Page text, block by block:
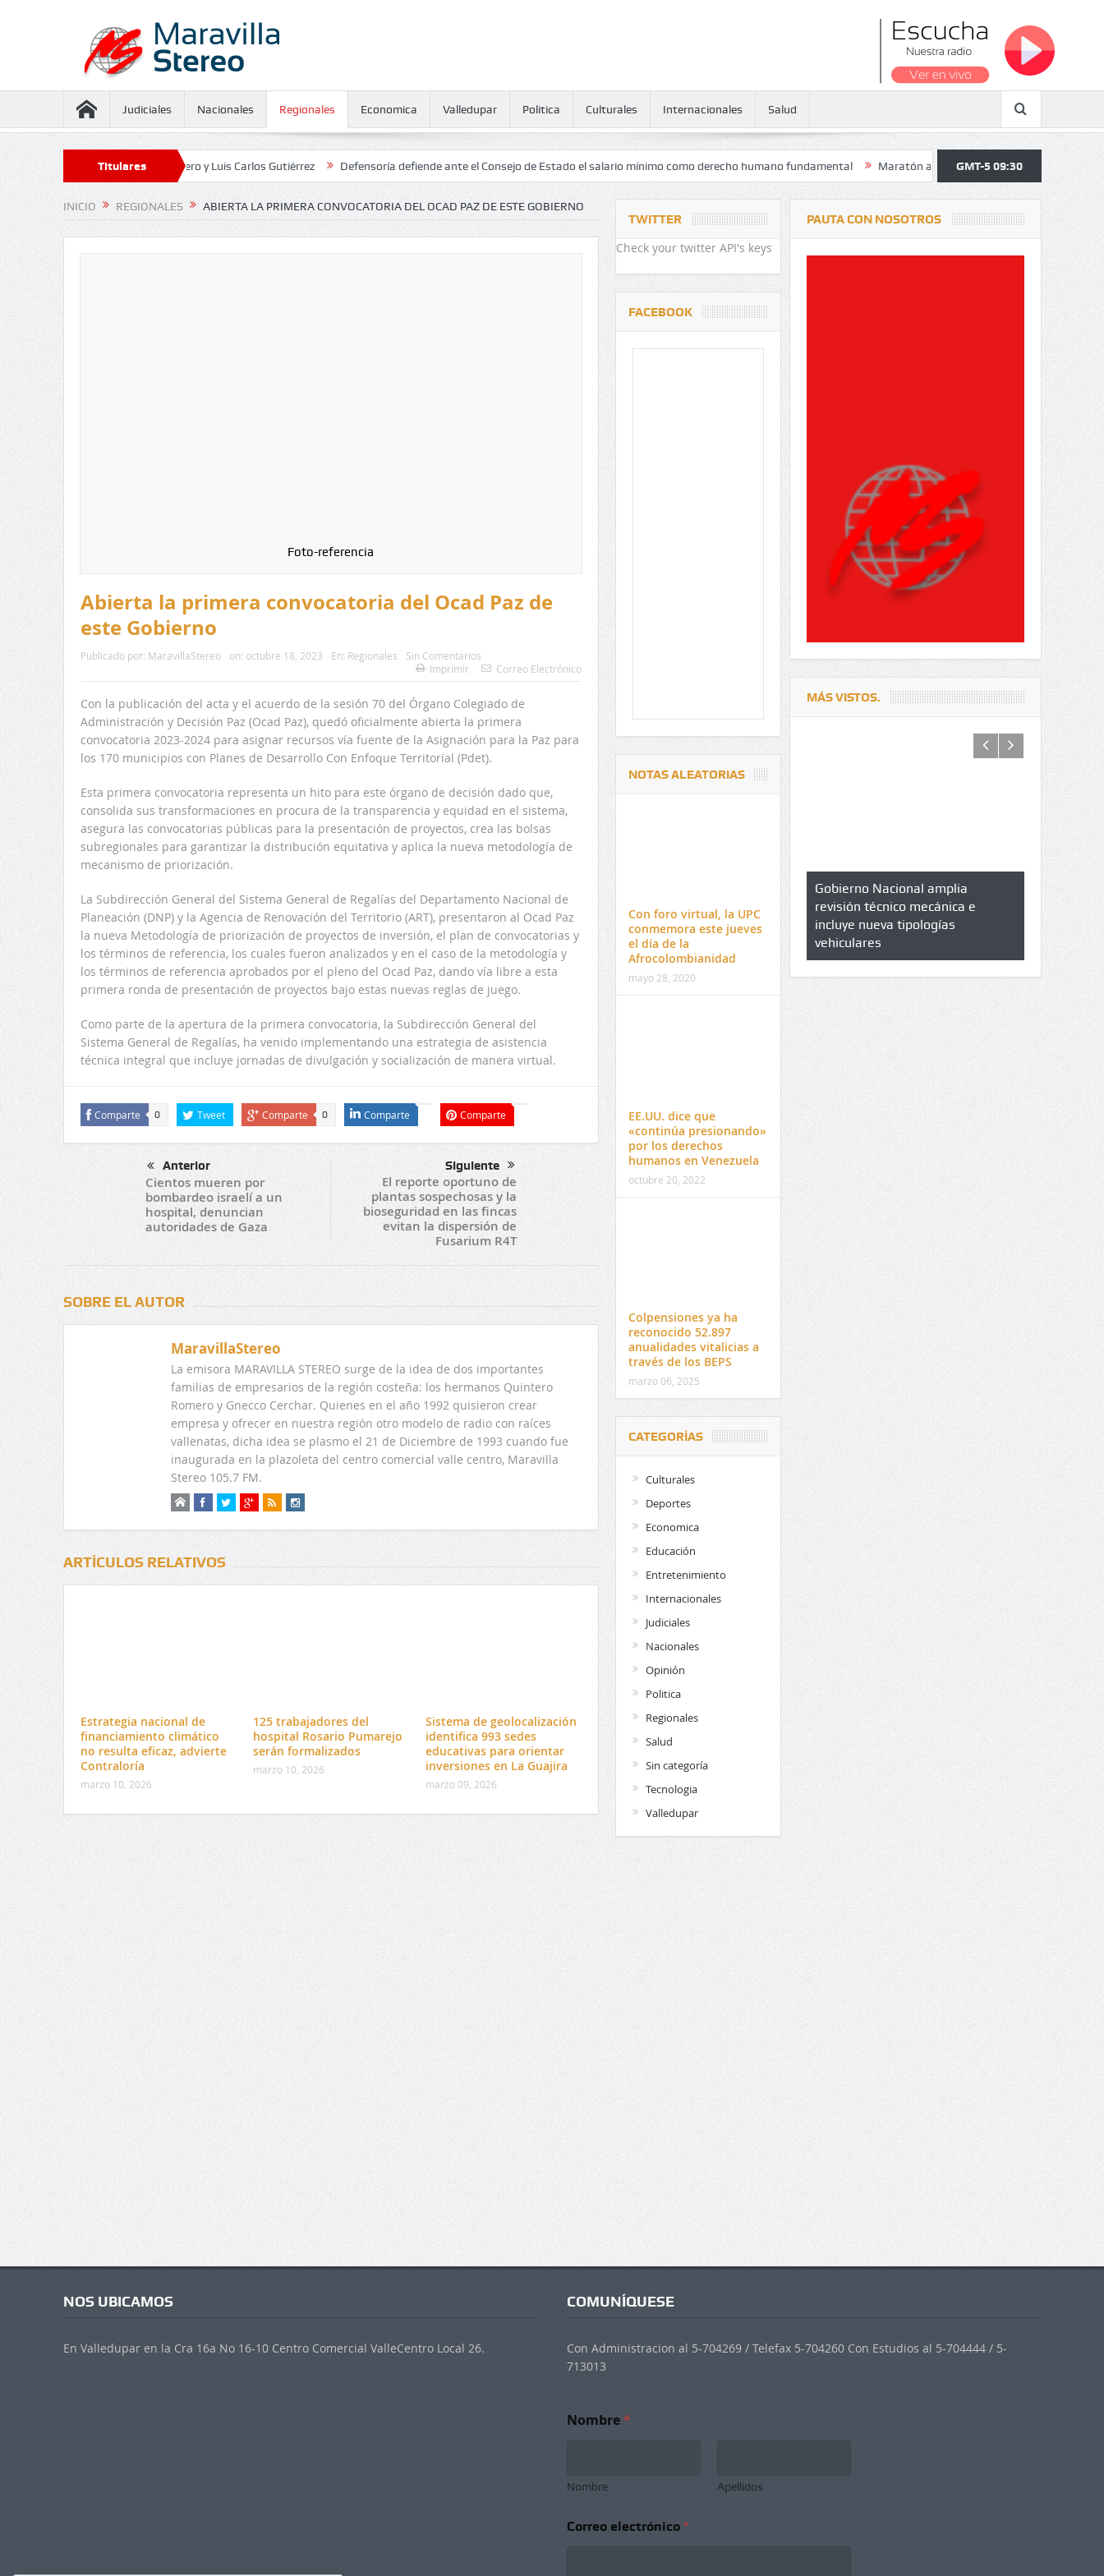
Judiciales Nacionales Regionales Economica Valledupar Politica Culturales Internacionales Salud
Titulares
contra Juliana Guerrero y Luis Carlos Gutiérrez Defensoría defiende ante el Consejo de Estado el salario mínimo como derecho humano fundamental Maratón atendió a más de 38.000 jóvenes y
GMT-5 09:30
INICIO REGIONALES ABIERTA LA PRIMERA CONVOCATORIA DEL OCAD PAZ DE ESTE GOBIERNO
Foto-referencia
Abierta la primera convocatoria del Ocad Paz de
este Gobierno
Publicado por: MaravillaStereo on: octubre 18, 2023 En: Regionales
Sin Comentarios
Imprimir
Correo Electrónico
Con la publicación del acta y el acuerdo de la sesión 70 del Órgano Colegiado de
Administración y Decisión Paz (Ocad Paz), quedó oficialmente abierta la primera
convocatoria 2023-2024 para asignar recursos vía fuente de la Asignación para la Paz para
los 170 municipios con Planes de Desarrollo Con Enfoque Territorial (Pdet).
Esta primera convocatoria representa un hito para este órgano de decisión dado que,
consolida sus transformaciones en procura de la transparencia y equidad en el sistema,
asegura las convocatorias públicas para la presentación de proyectos, crea las bolsas
subregionales para garantizar la distribución equitativa y aplica la nueva metodología de
mecanismo de priorización.
La Subdirección General del Sistema General de Regalías del Departamento Nacional de
Planeación (DNP) y la Agencia de Renovación del Territorio (ART), presentaron al Ocad Paz
la nueva Metodología de priorización de proyectos de inversión, el plan de convocatorias y
los términos de referencia, los cuales fueron analizados y en el caso de la metodología y
los términos de referencia aprobados por el pleno del Ocad Paz, dando vía libre a esta
primera ronda de presentación de proyectos bajo estas nuevas reglas de juego.
Como parte de la apertura de la primera convocatoria, la Subdirección General del
Sistema General de Regalías, ha venido implementando una estrategia de asistencia
técnica integral que incluye jornadas de divulgación y socialización de manera virtual.
Comparte 0 Tweet Comparte 0 Comparte Comparte
Anterior
Cientos mueren por
bombardeo israelí a un
hospital, denuncian
autoridades de Gaza
Siguiente
El reporte oportuno de
plantas sospechosas y la
bioseguridad en las fincas
evitan la dispersión de
Fusarium R4T
SOBRE EL AUTOR
MaravillaStereo
La emisora MARAVILLA STEREO surge de la idea de dos importantes
familias de empresarios de la región costeña: los hermanos Quintero
Romero y Gnecco Cerchar. Quienes en el año 1992 quisieron crear
empresa y ofrecer en nuestra región otro modelo de radio con raíces
vallenatas, dicha idea se plasmo el 21 de Diciembre de 1993 cuando fue
inaugurada en la plazoleta del centro comercial valle centro, Maravilla
Stereo 105.7 FM.
ARTÍCULOS RELATIVOS
Estrategia nacional de
financiamiento climático
no resulta eficaz, advierte
Contraloría
marzo 10, 2026
125 trabajadores del
hospital Rosario Pumarejo
serán formalizados
marzo 10, 2026
Sistema de geolocalización
identifica 993 sedes
educativas para orientar
inversiones en La Guajira
marzo 09, 2026
TWITTER
Check your twitter API's keys
FACEBOOK
NOTAS ALEATORIAS
Con foro virtual, la UPC
conmemora este jueves
el día de la
Afrocolombianidad
mayo 28, 2020
EE.UU. dice que
«continúa presionando»
por los derechos
humanos en Venezuela
octubre 20, 2022
Colpensiones ya ha
reconocido 52.897
anualidades vitalicias a
través de los BEPS
marzo 06, 2025
CATEGORÍAS
Culturales
Deportes
Economica
Educación
Entretenimiento
Internacionales
Judiciales
Nacionales
Opinión
Politica
Regionales
Salud
Sin categoría
Tecnologia
Valledupar
PAUTA CON NOSOTROS
MÁS VISTOS.
Departamental del Cesar
El 17 de enero vence plazo de
venta de pines para matrícula en
preuniversitario de la UPC
Gobierno Nacional amplia
revisión técnico mecánica e
incluye nueva tipologías
vehiculares
Qué es un
cuáles son
NOS UBICAMOS
En Valledupar en la Cra 16a No 16-10 Centro Comercial ValleCentro Local 26.
COMUNÍQUESE
Con Administracion al 5-704269 / Telefax 5-704260 Con Estudios al 5-704444 / 5-
713013
Nombre*
Nombre Apellidos
*
Correo electrónico *